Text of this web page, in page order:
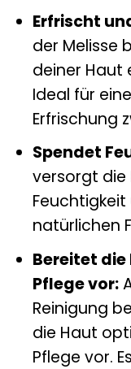
Erfrischt
der Melisse
deiner Haut
Ideal für
Erfrischung
Spendet
versorgt die
natürlichen
Bereitet
Pflege vor:
Reinigung
die Haut
Pflege vor.